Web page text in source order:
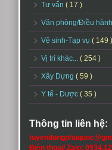
Tư vấn ( 17 )
Văn phòng/Điều hành
Vệ sinh-Tạp vụ ( 149 )
Vị trí khác... ( 254 )
Xây Dựng ( 59 )
Y tế - Dược ( 35 )
Thông tin liên hệ:
Điện thoại/ Zalo: